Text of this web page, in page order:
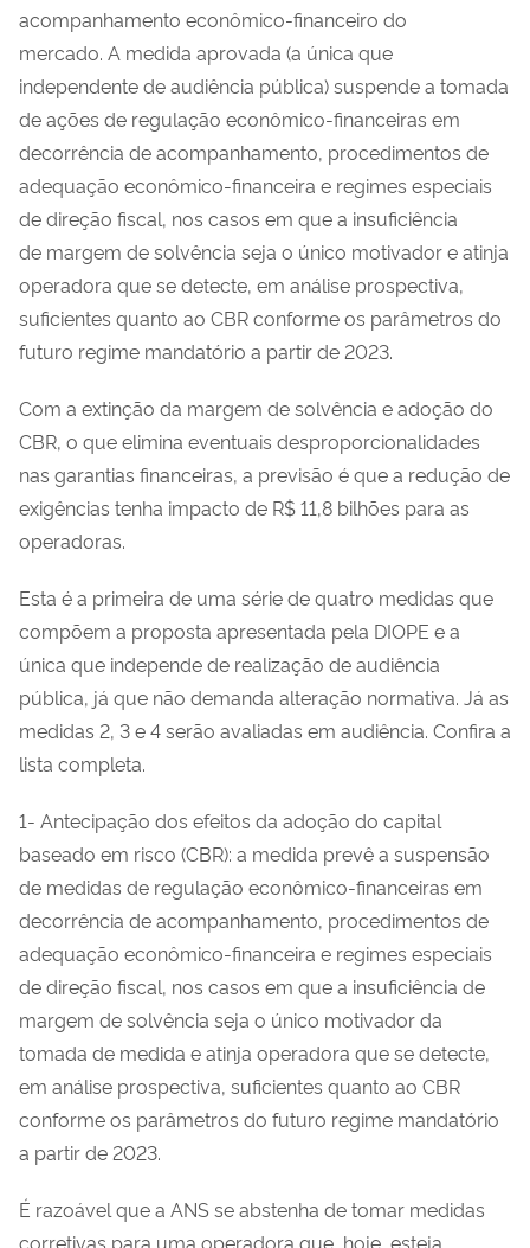
acompanhamento econômico-financeiro do
mercado. A medida aprovada (a única que
independente de audiência pública) suspende a tomada
de ações de regulação econômico-financeiras em
decorrência de acompanhamento, procedimentos de
adequação econômico-financeira e regimes especiais
de direção fiscal, nos casos em que a insuficiência
de margem de solvência seja o único motivador e atinja
operadora que se detecte, em análise prospectiva,
suficientes quanto ao CBR conforme os parâmetros do
futuro regime mandatório a partir de 2023.
Com a extinção da margem de solvência e adoção do
CBR, o que elimina eventuais desproporcionalidades
nas garantias financeiras, a previsão é que a redução de
exigências tenha impacto de R$ 11,8 bilhões para as
operadoras.
Esta é a primeira de uma série de quatro medidas que
compõem a proposta apresentada pela DIOPE e a
única que independe de realização de audiência
pública, já que não demanda alteração normativa. Já as
medidas 2, 3 e 4 serão avaliadas em audiência. Confira a
lista completa.
1- Antecipação dos efeitos da adoção do capital
baseado em risco (CBR): a medida prevê a suspensão
de medidas de regulação econômico-financeiras em
decorrência de acompanhamento, procedimentos de
adequação econômico-financeira e regimes especiais
de direção fiscal, nos casos em que a insuficiência de
margem de solvência seja o único motivador da
tomada de medida e atinja operadora que se detecte,
em análise prospectiva, suficientes quanto ao CBR
conforme os parâmetros do futuro regime mandatório
a partir de 2023.
É razoável que a ANS se abstenha de tomar medidas
corretivas para uma operadora que, hoje, esteja